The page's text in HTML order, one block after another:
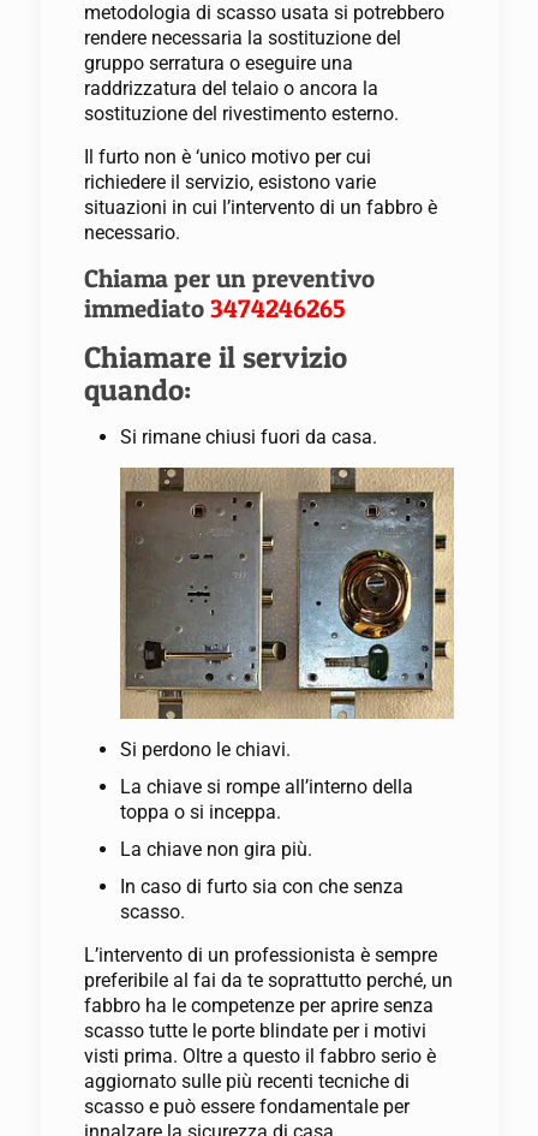
metodologia di scasso usata si potrebbero
rendere necessaria la sostituzione del
gruppo serratura o eseguire una
raddrizzatura del telaio o ancora la
sostituzione del rivestimento esterno.
Il furto non è ‘unico motivo per cui
richiedere il servizio, esistono varie
situazioni in cui l’intervento di un fabbro è
necessario.
Chiama per un preventivo
immediato 3474246265
Chiamare il servizio
quando:
Si rimane chiusi fuori da casa.
Si perdono le chiavi.
La chiave si rompe all’interno della
toppa o si inceppa.
La chiave non gira più.
In caso di furto sia con che senza
scasso.
L’intervento di un professionista è sempre
preferibile al fai da te soprattutto perché, un
fabbro ha le competenze per aprire senza
scasso tutte le porte blindate per i motivi
visti prima. Oltre a questo il fabbro serio è
aggiornato sulle più recenti tecniche di
scasso e può essere fondamentale per